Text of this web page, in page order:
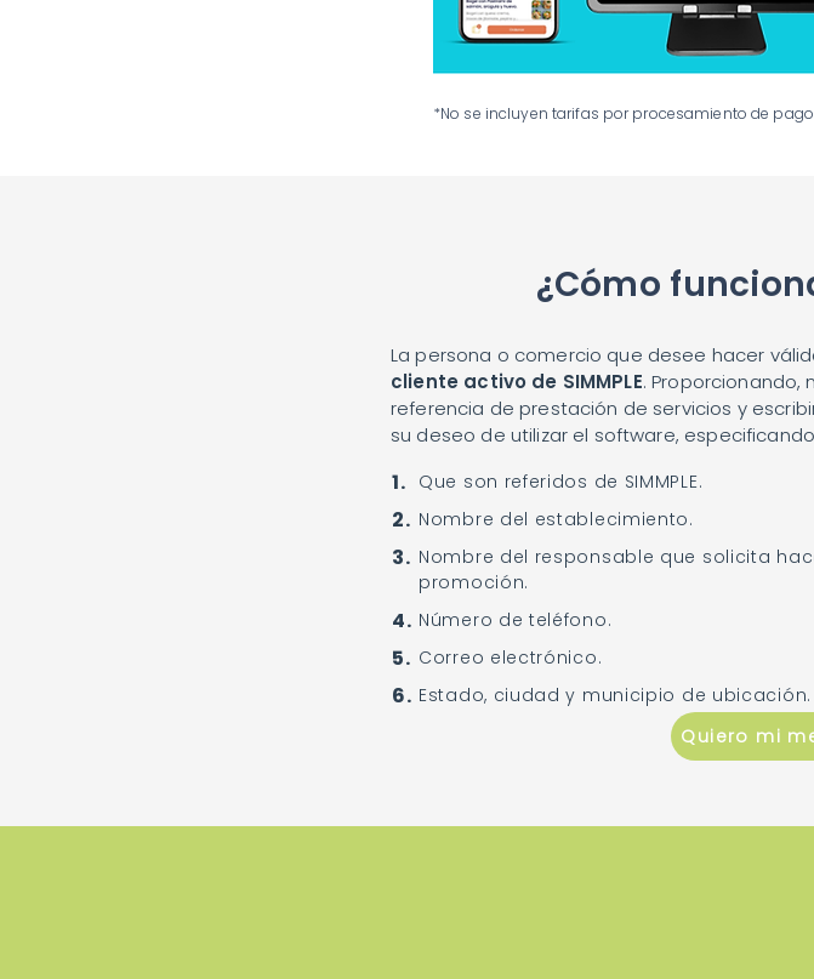
*No se incluyen tarifas por procesamiento de
¿Cómo
La persona o comercio que desee hacer
cliente activo de SIMMPLE.
referencia de prestación de servicios y
su deseo de utilizar el software,
Quiero mi
1. Que son referidos de SIMMPLE.
2. Nombre del establecimiento.
3. Nombre del responsable que solicita
promoción.
4. Número de teléfono.
5. Correo electrónico.
6. Estado, ciudad y municipio de ubicación.